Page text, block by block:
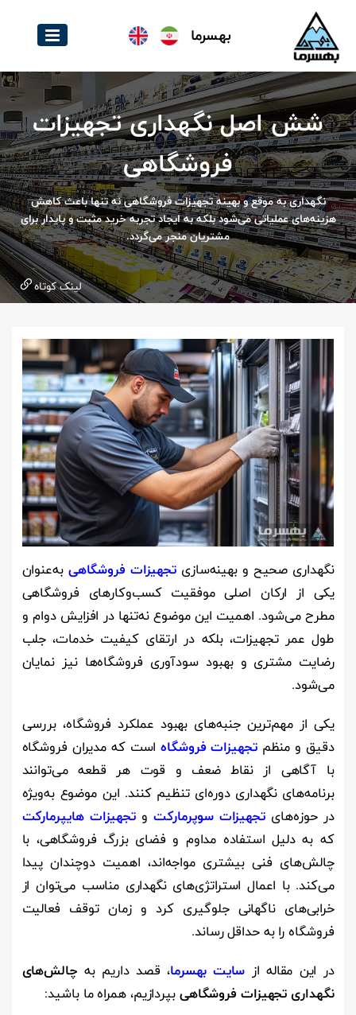
بهسرما
شش اصل نگهداری تجهیزات
فروشگاهی
نگهداری به موقع و بهینه تجهیزات فروشگاهی نه تنها باعث کاهش
هزینه‌های عملیاتی می‌شود بلکه به ایجاد تجربه خرید مثبت و پایدار برای
مشتریان منجر می‌گردد.
لینک کوتاه
نگهداری صحیح و بهینه‌سازی تجهیزات فروشگاهی به‌عنوان
یکی از ارکان اصلی موفقیت کسب‌وکارهای فروشگاهی
مطرح می‌شود. اهمیت این موضوع نه‌تنها در افزایش دوام و
طول عمر تجهیزات، بلکه در ارتقای کیفیت خدمات، جلب
رضایت مشتری و بهبود سودآوری فروشگاه‌ها نیز نمایان
می‌شود.
یکی از مهم‌ترین جنبه‌های بهبود عملکرد فروشگاه‌، بررسی
دقیق و منظمتجهیزات فروشگاهاست که مدیران فروشگاه
با آگاهی از نقاط ضعف و قوت هر قطعه می‌توانند
برنامه‌های نگهداری دوره‌ای تنظیم کنند. این موضوع به‌ویژه
در حوزه‌هایتجهیزات سوپرمارکتو تجهیزات هایپرمارکت
که به دلیل استفاده مداوم و فضای بزرگ فروشگاهی، با
چالش‌های فنی بیشتری مواجه‌اند، اهمیت دوچندان پیدا
می‌کند. با اعمال استراتژی‌های نگهداری مناسب می‌توان از
خرابی‌های ناگهانی جلوگیری کرد و زمان توقف فعالیت
فروشگاه را به حداقل رساند.
در این مقاله از سایت بهسرما، قصد داریم به چالش‌های
نگهداری تجهیزات فروشگاهیبپردازیم، همراه ما باشید: